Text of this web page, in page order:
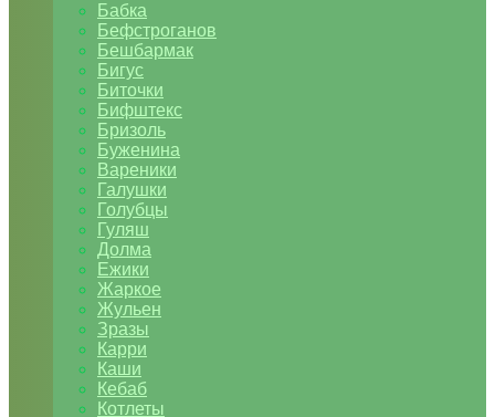
Бабка
Бефстроганов
Бешбармак
Бигус
Биточки
Бифштекс
Бризоль
Буженина
Вареники
Галушки
Голубцы
Гуляш
Долма
Ежики
Жаркое
Жульен
Зразы
Карри
Каши
Кебаб
Котлеты